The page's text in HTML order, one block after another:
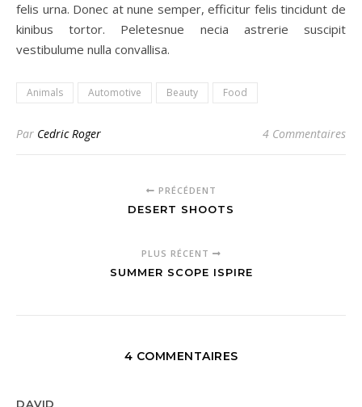
felis urna. Donec at nune semper, efficitur felis tincidunt de
kinibus tortor. Peletesnue necia astrerie suscipit
vestibulume nulla convallisa.
Animals Automotive Beauty Food
Par Cedric Roger 4 Commentaires
PRÉCÉDENT
DESERT SHOOTS
PLUS RÉCENT
SUMMER SCOPE ISPIRE
4 COMMENTAIRES
DAVID